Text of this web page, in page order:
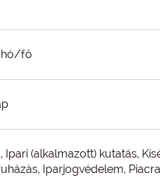
hó/fő
Ipari (alkalmazott) kutatás,
Iparjogvédelem,